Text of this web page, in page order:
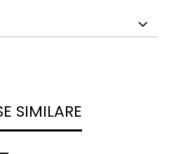
SIMILARE